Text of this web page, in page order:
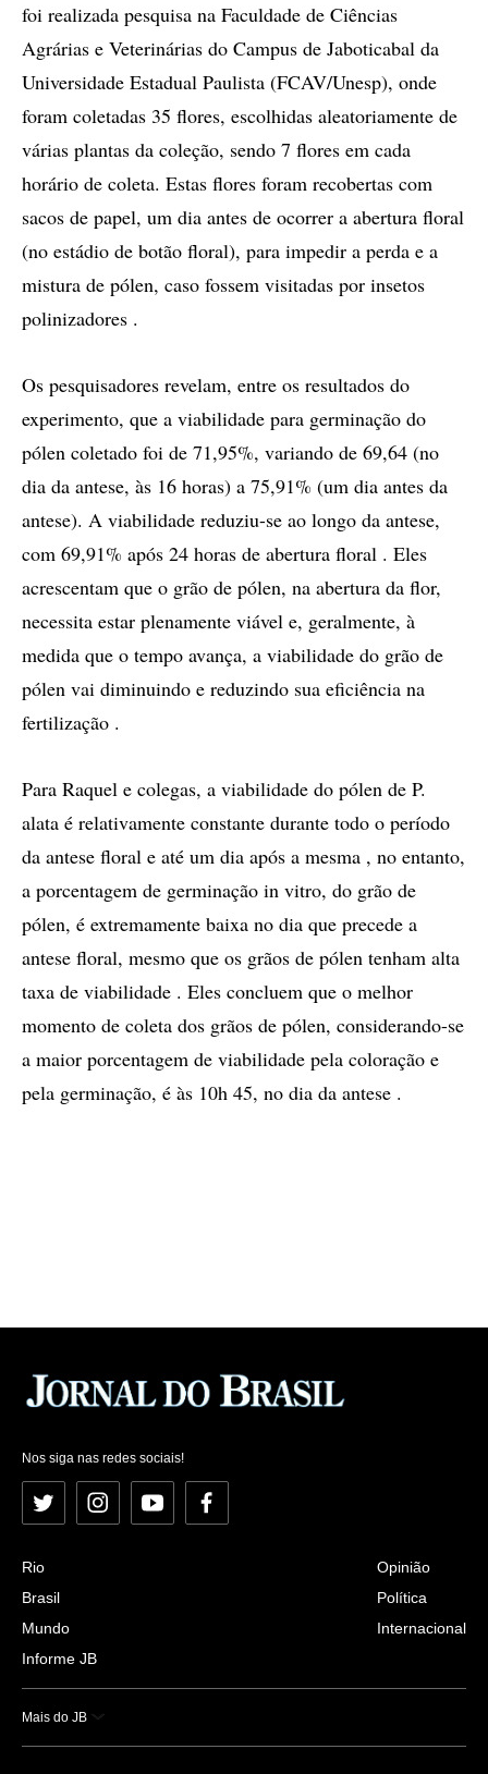
foi realizada pesquisa na Faculdade de Ciências
Agrárias e Veterinárias do Campus de Jaboticabal da
Universidade Estadual Paulista (FCAV/Unesp), onde
foram coletadas 35 flores, escolhidas aleatoriamente de
várias plantas da coleção, sendo 7 flores em cada
horário de coleta. Estas flores foram recobertas com
sacos de papel, um dia antes de ocorrer a abertura floral
(no estádio de botão floral), para impedir a perda e a
mistura de pólen, caso fossem visitadas por insetos
polinizadores .
Os pesquisadores revelam, entre os resultados do
experimento, que a viabilidade para germinação do
pólen coletado foi de 71,95%, variando de 69,64 (no
dia da antese, às 16 horas) a 75,91% (um dia antes da
antese). A viabilidade reduziu-se ao longo da antese,
com 69,91% após 24 horas de abertura floral . Eles
acrescentam que o grão de pólen, na abertura da flor,
necessita estar plenamente viável e, geralmente, à
medida que o tempo avança, a viabilidade do grão de
pólen vai diminuindo e reduzindo sua eficiência na
fertilização .
Para Raquel e colegas, a viabilidade do pólen de P.
alata é relativamente constante durante todo o período
da antese floral e até um dia após a mesma , no entanto,
a porcentagem de germinação in vitro, do grão de
pólen, é extremamente baixa no dia que precede a
antese floral, mesmo que os grãos de pólen tenham alta
taxa de viabilidade . Eles concluem que o melhor
momento de coleta dos grãos de pólen, considerando-se
a maior porcentagem de viabilidade pela coloração e
pela germinação, é às 10h 45, no dia da antese .
Nos siga nas redes sociais!
Twitter InstagramYouTubeFacebook
Rio
Brasil
Mundo
Informe JB
Opinião
Política
Internacional
Mais do JB
Esportes